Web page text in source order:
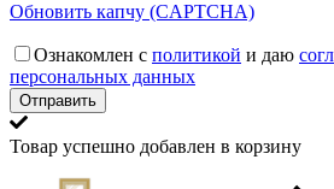
Обновить капчу (CAPTCHA)
Ознакомлен с политикой и даю
персональных данных
Товар успешно добавлен в корзину